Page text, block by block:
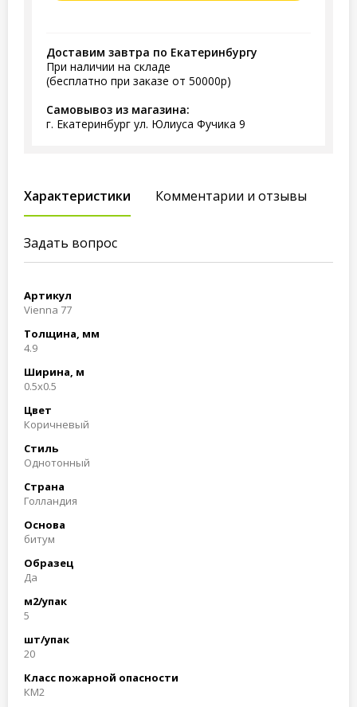
Доставим завтра по Екатеринбургу
При наличии на складе
(бесплатно при заказе от 50000р)
Самовывоз из магазина:
г. Екатеринбург ул. Юлиуса Фучика 9
Характеристики Комментарии и отзывы
Задать вопрос
Артикул
Vienna 77
Толщина, мм
4.9
Ширина, м
0.5x0.5
Цвет
Коричневый
Стиль
Однотонный
Страна
Голландия
Основа
битум
Образец
Да
м2/упак
5
шт/упак
20
Класс пожарной опасности
КМ2